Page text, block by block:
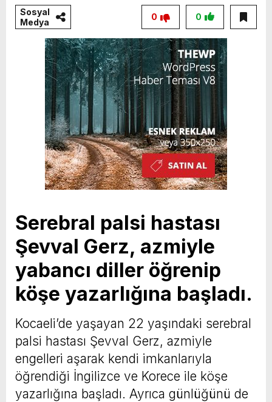
Sosyal
Medya
0
0
Serebral palsi hastası
Şevval Gerz, azmiyle
yabancı diller öğrenip
köşe yazarlığına başladı.
Kocaeli’de yaşayan 22 yaşındaki serebral
palsi hastası Şevval Gerz, azmiyle
engelleri aşarak kendi imkanlarıyla
öğrendiği İngilizce ve Korece ile köşe
yazarlığına başladı. Ayrıca günlüğünü de